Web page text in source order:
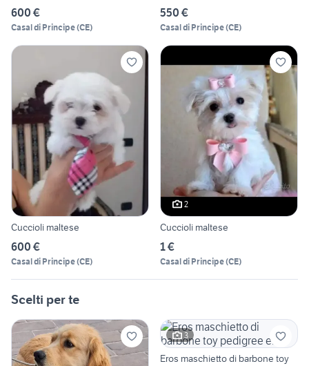
600 €
Casal di Principe(CE)
550 €
Casal di Principe(CE)
Cuccioli maltese
600 €
Casal di Principe(CE)
2
Cuccioli maltese
1 €
Casal di Principe(CE)
Scelti per te
3
Eros maschietto di barbone toy